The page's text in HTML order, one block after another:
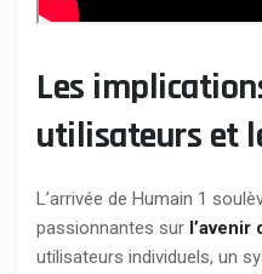
Les
utilisateurs et
L’arrivée de Humain 1
passionnantes sur l’avenir
utilisateurs individuels, un